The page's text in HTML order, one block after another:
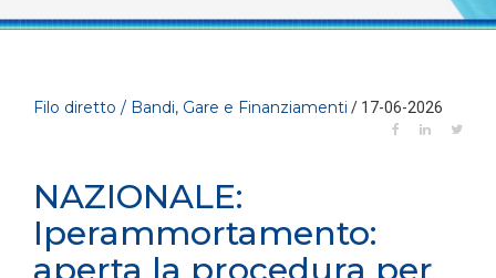
Filo diretto / Bandi, Gare e Finanziamenti / 17-06-2026
NAZIONALE:
Iperammortamento:
aperta la procedura per